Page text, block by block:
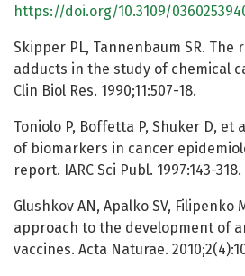
https://doi.org/10.3109/
Skipper PL, Tannenbaum SR. The
adducts in the study of chemical
Clin Biol Res. 1990;11:507-18.
Toniolo P, Boffetta P, Shuker D, et
of biomarkers in cancer
report. IARC Sci Publ. 1997:143-318.
Glushkov AN, Apalko SV, Filipenko
approach to the development of
vaccines. Acta Naturae.